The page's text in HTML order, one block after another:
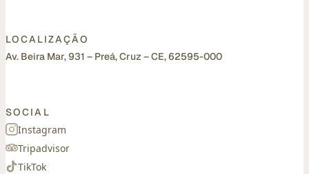
LOCALIZAÇÃO
Av. Beira Mar, 931 – Preá, Cruz – CE, 62595-000
SOCIAL
Instagram
Tripadvisor
TikTok